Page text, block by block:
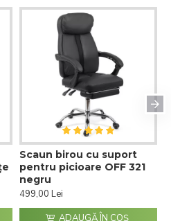
Scaun birou cu suport
pentru picioare OFF 321
negru
499,00 Lei
ADAUGĂ ÎN COŞ